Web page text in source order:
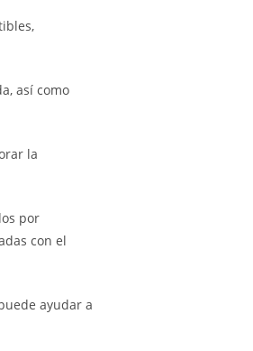
así como
la
​​por
con el
ayudar a